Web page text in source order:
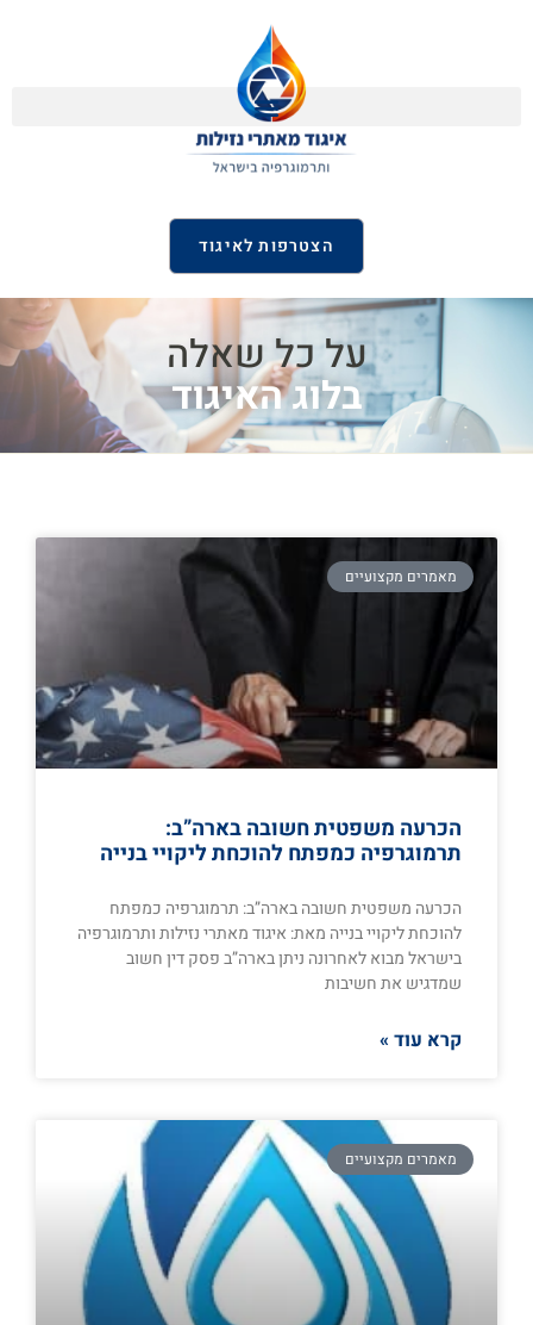
הצטרפות לאיגוד
על כל שאלה
בלוג האיגוד
מאמרים מקצועיים
הכרעה משפטית חשובה בארה”ב:
תרמוגרפיה כמפתח להוכחת ליקויי בנייה
הכרעה משפטית חשובה בארה”ב: תרמוגרפיה כמפתח
להוכחת ליקויי בנייה מאת: איגוד מאתרי נזילות ותרמוגרפיה
בישראל מבוא לאחרונה ניתן בארה”ב פסק דין חשוב
שמדגיש את חשיבות
קרא עוד »
מאמרים מקצועיים